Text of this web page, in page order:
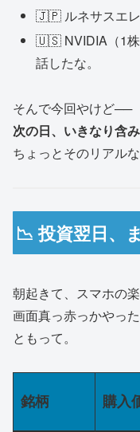
🇯🇵 ルネサスエレ
🇺🇸 NVIDIA（1株
話したな。
そんで今回やけど──
次の日、いきなり含
ちょっとそのリアルな
📉 投資翌日、
朝起きて、スマホの
画面真っ赤っかやっ
ともって。
銘柄 購入